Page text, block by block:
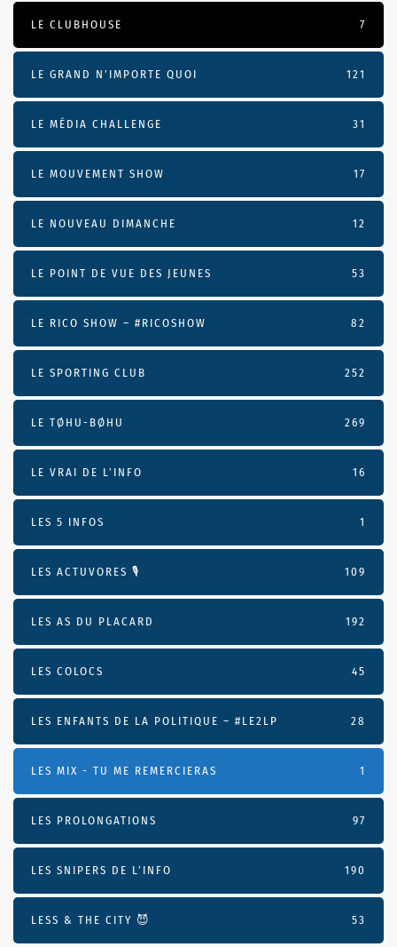
LE CLUBHOUSE 7
LE GRAND N’IMPORTE QUOI 121
LE MÉDIA CHALLENGE 31
LE MOUVEMENT SHOW 17
LE NOUVEAU DIMANCHE 12
LE POINT DE VUE DES JEUNES 53
LE RICO SHOW – #RICOSHOW 82
LE SPORTING CLUB 252
LE TØHU-BØHU 269
LE VRAI DE L’INFO 16
LES 5 INFOS 1
LES ACTUVORES 🎙 109
LES AS DU PLACARD 192
LES COLOCS 45
LES ENFANTS DE LA POLITIQUE – #LE2LP 28
LES MIX - TU ME REMERCIERAS 1
LES PROLONGATIONS 97
LES SNIPERS DE L’INFO 190
LESS & THE CITY 😈 53